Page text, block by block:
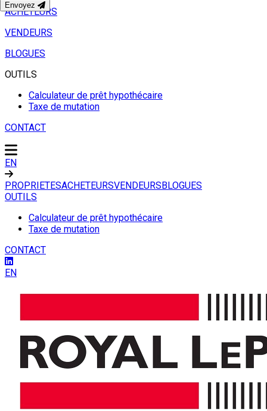
ACHETEURS
VENDEURS
BLOGUES
OUTILS
Calculateur de prêt hypothécaire
Taxe de mutation
CONTACT
EN
PROPRIETESACHETEURSVENDEURSBLOGUES
OUTILS
Calculateur de prêt hypothécaire
Taxe de mutation
CONTACT
EN
Envoyez